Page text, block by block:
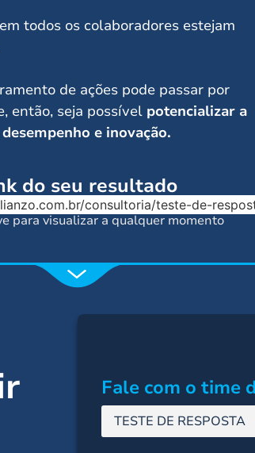
todos os colaboradores estejam
de ações pode passar por
então, seja possível potencializar a
e inovação.
do seu resultado
consultoria/teste-de-
para visualizar a qualquer momento
Fale com o time